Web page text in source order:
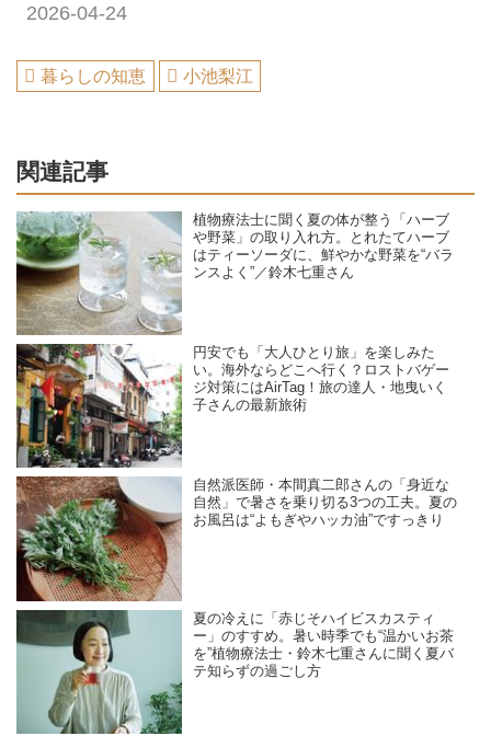
2026-04-24
暮らしの知恵 小池梨江
関連記事
植物療法士に聞く夏の体が整う「ハーブ
や野菜」の取り入れ方。とれたてハーブ
はティーソーダに、鮮やかな野菜を“バラ
ンスよく”／鈴木七重さん
円安でも「大人ひとり旅」を楽しみた
い。海外ならどこへ行く？ロストバゲー
ジ対策にはAirTag！旅の達人・地曳いく
子さんの最新旅術
自然派医師・本間真二郎さんの「身近な
自然」で暑さを乗り切る3つの工夫。夏の
お風呂は“よもぎやハッカ油”ですっきり
夏の冷えに「赤じそハイビスカスティ
ー」のすすめ。暑い時季でも“温かいお茶
を”植物療法士・鈴木七重さんに聞く夏バ
テ知らずの過ごし方